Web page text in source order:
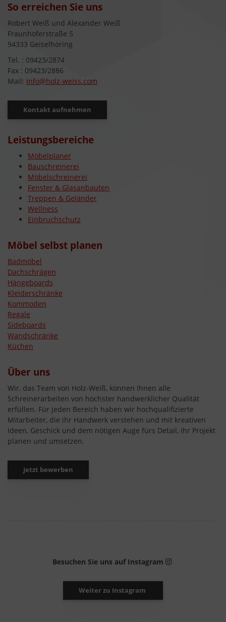
So erreichen Sie uns
Robert Weiß und Alexander Weiß
Fraunhoferstraße 5
94333 Geiselhöring
Tel. : 09423/2874
Fax : 09423/2886
Mail: info@holz-weiss.com
Kontakt aufnehmen
Leistungsbereiche
Möbelplaner
Bauschreinerei
Möbelschreinerei
Fenster & Glasanbauten
Treppen & Geländer
Wellness
Einbruchschutz
Möbel selbst planen
Badmöbel
Dachschrägen
Hängeboards
Kleiderschränke
Kommoden
Regale
Sideboards
Wandschränke
Küchen
Über uns
Wir, das Team von Holz-Weiß, können Ihnen alle
Schreinerarbeiten von höchster handwerklicher Qualität
erfüllen. Für jeden Bereich haben wir hochqualifizierte
Mitarbeiter, die ihr Handwerk verstehen und mit kreativen
Ideen, Geschick und dem nötigen Auge fürs Detail, ihr Projekt
planen und umsetzen.
Jetzt bewerben
Besuchen Sie uns auf Instagram
Weiter zu Instagram